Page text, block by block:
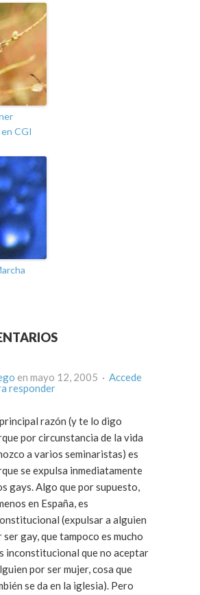
CGI
en mayo 12, 2005 · Accede
responder
razón (y te lo digo
por circunstancia de la vida
a varios seminaristas) es
se expulsa inmediatamente
gays. Algo que por supuesto,
en España, es
(expulsar a alguien
ser gay, que tampoco es mucho
inconstitucional que no aceptar
por ser mujer, cosa que
se da en la iglesia). Pero